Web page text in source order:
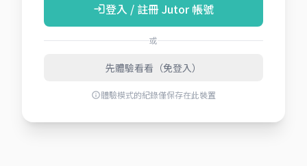
login登入 / 註冊 Jutor 帳號
或
先體驗看看（免登入）
info體驗模式的紀錄僅保存在此裝置